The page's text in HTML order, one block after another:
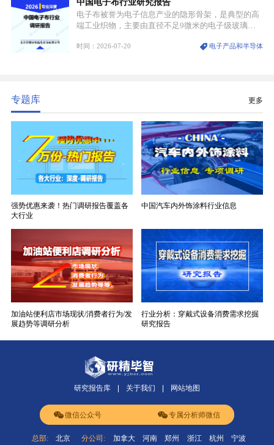
电子布被誉为电子信息产业的隐形骨架，是典型的高
端工业织物，主要由直径不足9微米的电子级玻璃纤
生产制造过程中不可或缺的核心基材。电子布具备高
时间：2026-07-20 电子产品和半导体
专题库 更多
强势优惠来袭！热门调研报告覆盖各
大行业
中国汽车内外饰涂料行业信息
加油站便利店市场现状/消费者行为/发
展趋势等调研分析
行业分析：穿戴式设备消费需求挖掘
研究报告
研究报告库 关于我们 网站地图
微信公众号 专属分析师微信
总部: 北京 分公司: 加拿大 河南 郑州 浙江 杭州 宁波